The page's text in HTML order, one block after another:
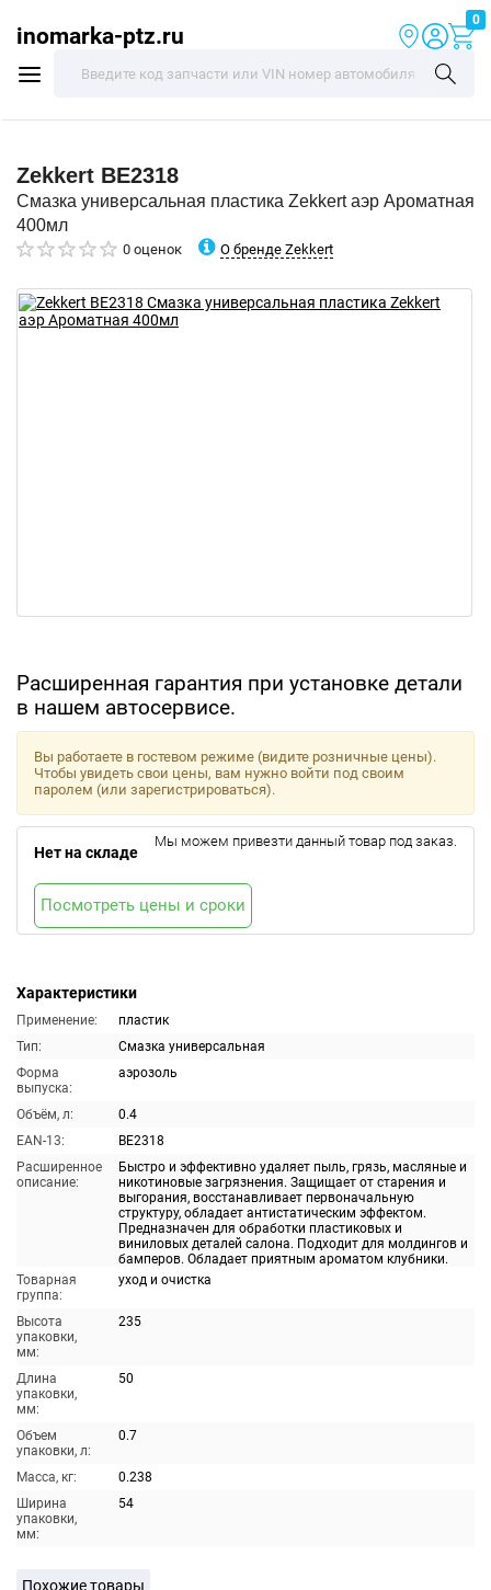
inomarka-ptz.ru
0
Zekkert BE2318
Смазка универсальная пластика Zekkert аэр Ароматная
400мл
0 оценок О бренде Zekkert
Расширенная гарантия при установке детали
в нашем автосервисе.
Характеристики
Применение:
пластик
Тип:
Смазка универсальная
Форма
выпуска:
аэрозоль
Объём, л:
0.4
EAN-13:
BE2318
Расширенное
описание:
Быстро и эффективно удаляет пыль, грязь, масляные и
никотиновые загрязнения. Защищает от старения и
выгорания, восстанавливает первоначальную
структуру, обладает антистатическим эффектом.
Предназначен для обработки пластиковых и
виниловых деталей салона. Подходит для молдингов и
бамперов. Обладает приятным ароматом клубники.
Товарная
группа:
уход и очистка
Высота
упаковки,
мм:
235
Длина
упаковки,
мм:
50
Объем
упаковки, л:
0.7
Масса, кг:
0.238
Ширина
упаковки,
мм:
54
Вы работаете в гостевом режиме (видите розничные цены).
Чтобы увидеть свои цены, вам нужно войти под своим
паролем (или зарегистрироваться).
Нет на складе
Мы можем привезти данный товар под заказ.
Посмотреть цены и сроки
Похожие товары